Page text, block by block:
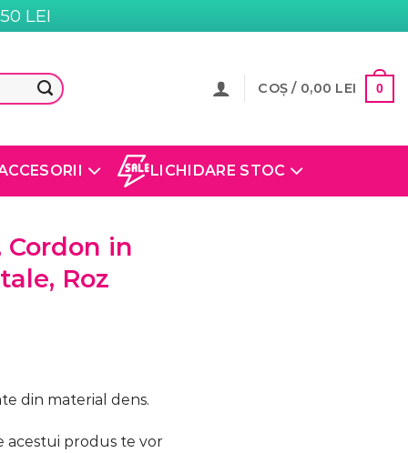
LEI
COȘ / 0,00 LEI 0
LICHIDARE STOC
Cordon in
Roz
din material dens.
acestui produs te vor